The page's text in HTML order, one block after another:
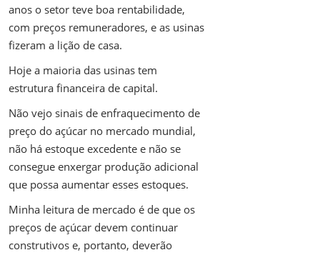
anos o setor teve boa rentabilidade,
com preços remuneradores, e as usinas
fizeram a lição de casa.
Hoje a maioria das usinas tem
estrutura financeira de capital.
Não vejo sinais de enfraquecimento de
preço do açúcar no mercado mundial,
não há estoque excedente e não se
consegue enxergar produção adicional
que possa aumentar esses estoques.
Minha leitura de mercado é de que os
preços de açúcar devem continuar
construtivos e, portanto, deverão